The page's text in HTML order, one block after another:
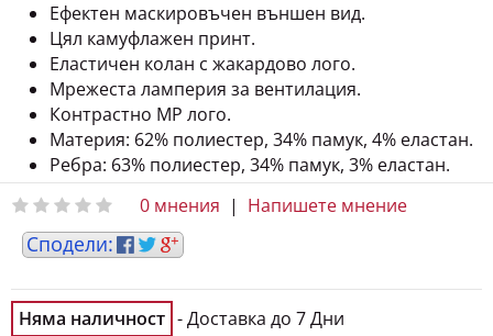
Ефектен маскировъчен външен вид.
Цял камуфлажен принт.
Еластичен колан с жакардово лого.
Мрежеста ламперия за вентилация.
Контрастно MP лого.
Материя: 62% полиестер, 34% памук, 4% еластан.
Ребра: 63% полиестер, 34% памук, 3% еластан.
0 мнения | Напишете мнение
Няма наличност - Доставка до 7 Дни